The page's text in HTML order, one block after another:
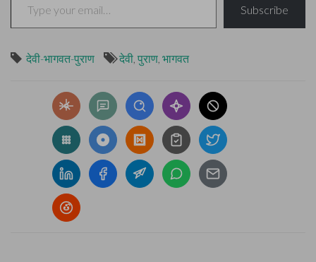
Subscribe
देवी-भागवत-पुराण देवी, पुराण, भागवत